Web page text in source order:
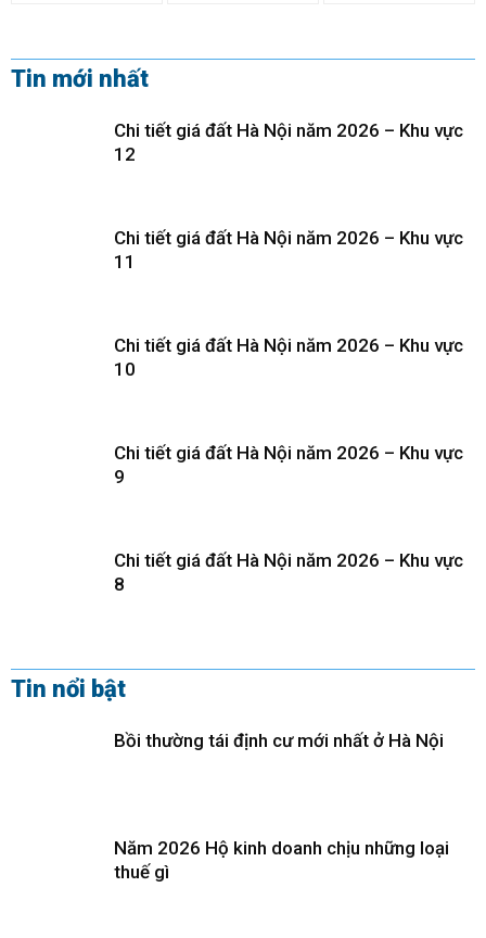
Tin mới nhất
Chi tiết giá đất Hà Nội năm 2026 – Khu vực
12
Chi tiết giá đất Hà Nội năm 2026 – Khu vực
11
Chi tiết giá đất Hà Nội năm 2026 – Khu vực
10
Chi tiết giá đất Hà Nội năm 2026 – Khu vực
9
Chi tiết giá đất Hà Nội năm 2026 – Khu vực
8
Tin nổi bật
Bồi thường tái định cư mới nhất ở Hà Nội
Năm 2026 Hộ kinh doanh chịu những loại
thuế gì